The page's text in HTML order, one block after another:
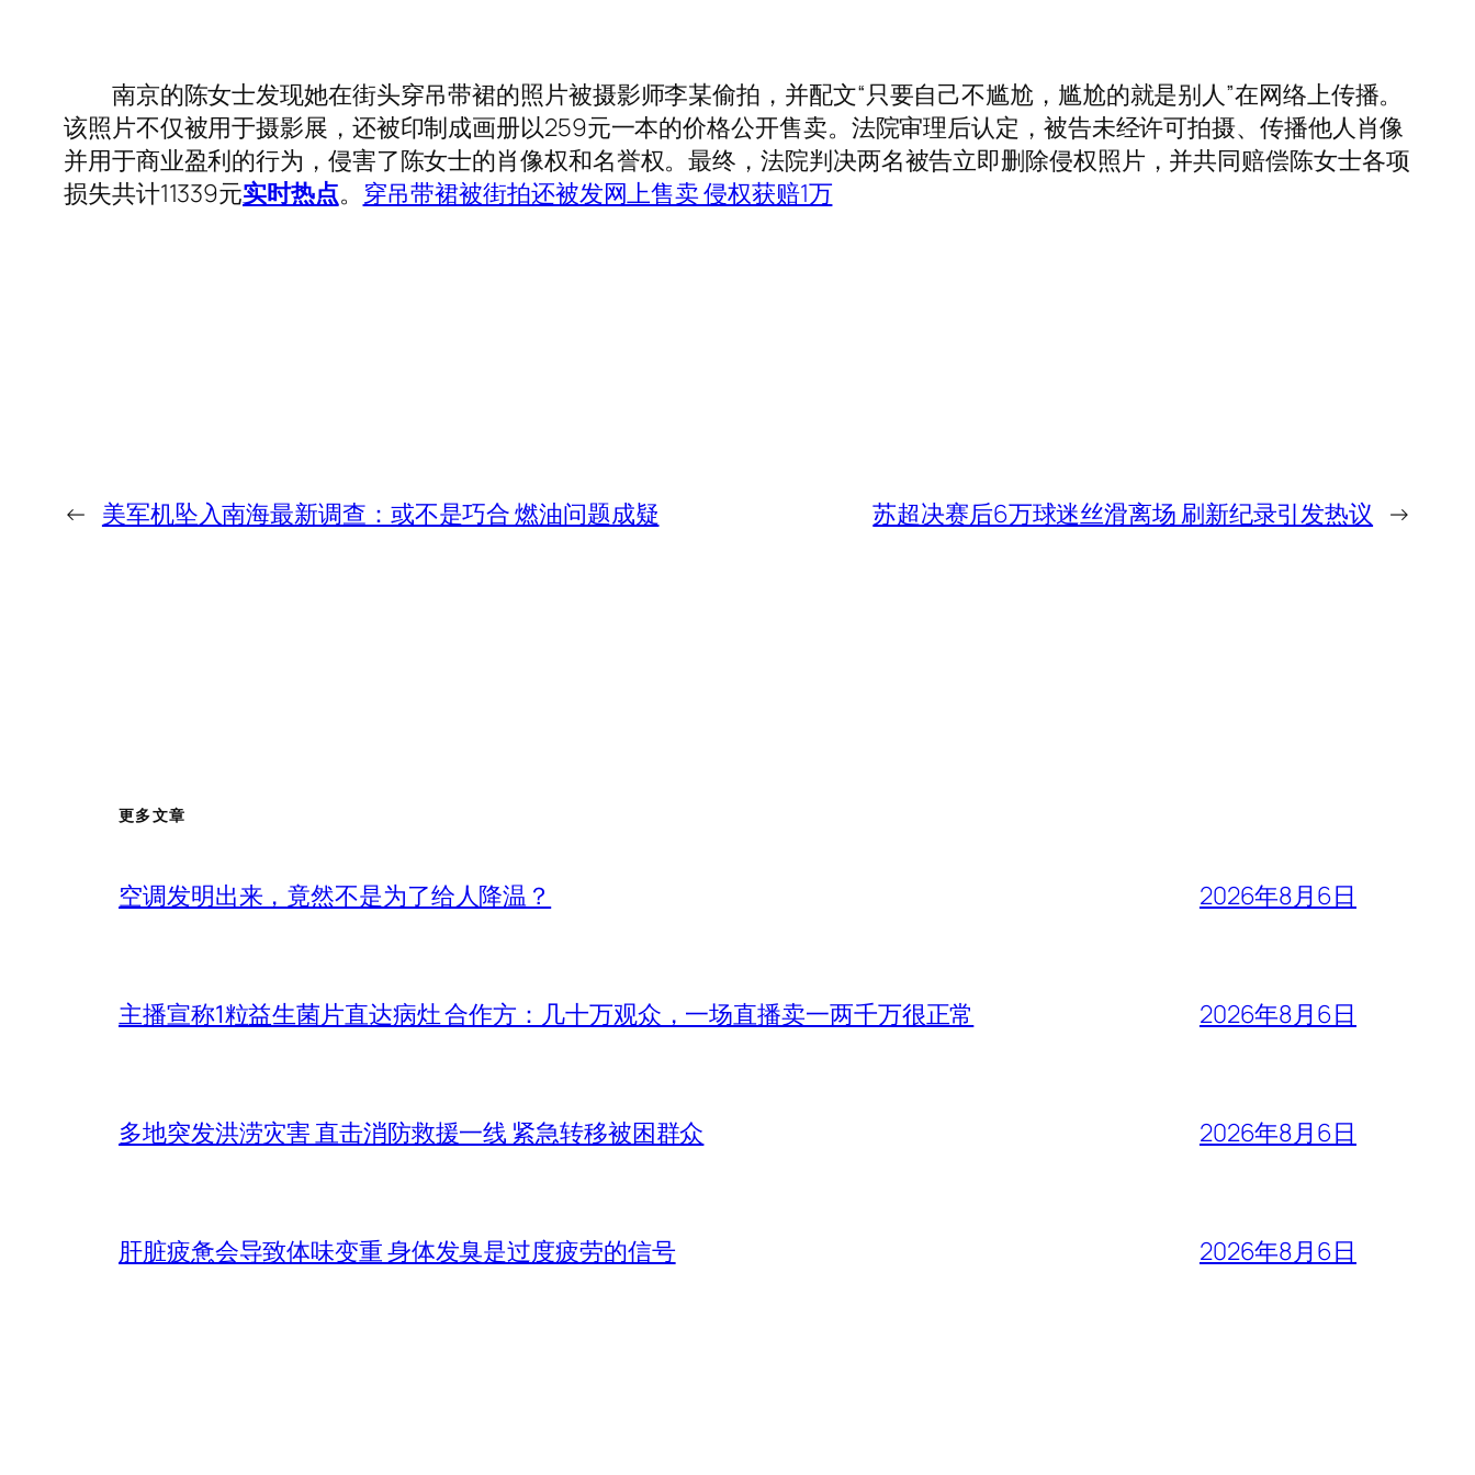
南京的陈女士发现她在街头穿吊带裙的照片被摄影师李某偷拍，并配文“只要自己不尴尬，尴尬的就是别人”在网络上传播。
该照片不仅被用于摄影展，还被印制成画册以259元一本的价格公开售卖。法院审理后认定，被告未经许可拍摄、传播他人肖像
并用于商业盈利的行为，侵害了陈女士的肖像权和名誉权。最终，法院判决两名被告立即删除侵权照片，并共同赔偿陈女士各项
损失共计11339元实时热点。 穿吊带裙被街拍还被发网上售卖 侵权获赔1万
← 美军机坠入南海最新调查：或不是巧合 燃油问题成疑 苏超决赛后6万球迷丝滑离场 刷新纪录引发热议 →
更多文章
空调发明出来，竟然不是为了给人降温？ 2026年8月6日
主播宣称1粒益生菌片直达病灶 合作方：几十万观众，一场直播卖一两千万很正常 2026年8月6日
多地突发洪涝灾害 直击消防救援一线 紧急转移被困群众 2026年8月6日
肝脏疲惫会导致体味变重 身体发臭是过度疲劳的信号 2026年8月6日